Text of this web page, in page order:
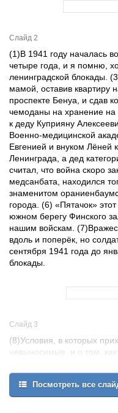
Слайд 2
(1)В 1941 году началась
четыре года, и я помню,
ленинградской блокады.
мамой, оставив квартиру
проспекте Бенуа, и сдав
чемоданы на хранение на
к деду Куприяну
Военно-медицинской
Евгенией и внуком Лёней
Ленинграда, а дед
считал, что война скоро
медсанбата, находился
знаменитом
города. (6) «Пятачок»
южном берегу Финского
нашим войскам.
вдоль и поперёк, но
сентября 1941 года до
блокады.
Слайд 3
(8)Условия, в которых
невыносимые, и о том,
медсанбату.
«пятачка» необходимо
госпитали.
Посмотреть все